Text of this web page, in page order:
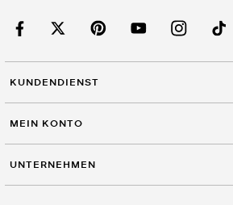
KUNDENDIENST
MEIN KONTO
UNTERNEHMEN